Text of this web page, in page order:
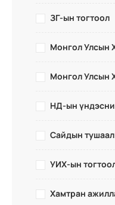
ЗГ-ын тогтоол
Монгол Улсын
Монгол Улсын
НД-ын
Сайдын тушаал
УИХ-ын
Хамтран